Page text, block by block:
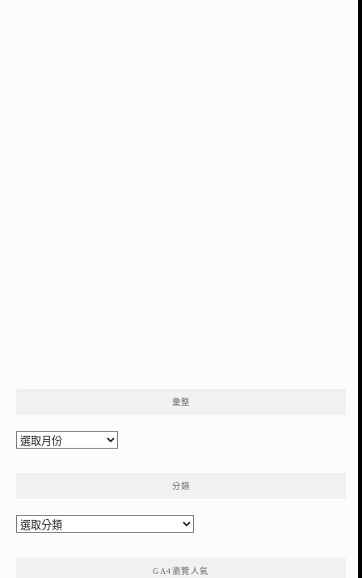
彙整
彙
分類
分
GA4瀏覽人氣